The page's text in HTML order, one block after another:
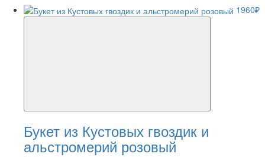
1960₽
Букет из Кустовых гвоздик и
альстромерий розовый